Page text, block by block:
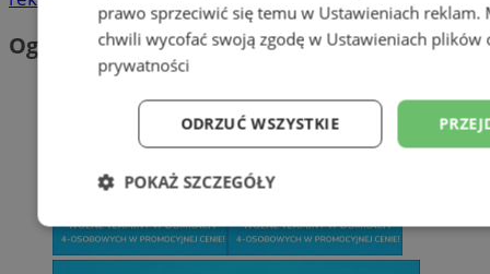
Ogłoszenia
prawo sprzeciwić się temu w Ustawieniach reklam.
chwili wycofać swoją zgodę w Ustawieniach plików
prywatności
ODRZUĆ WSZYSTKIE
POKAŻ SZCZEGÓŁY
Niezbędne Wydajność